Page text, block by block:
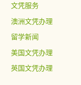
文凭服务
澳洲文凭办理
留学新闻
美国文凭办理
英国文凭办理